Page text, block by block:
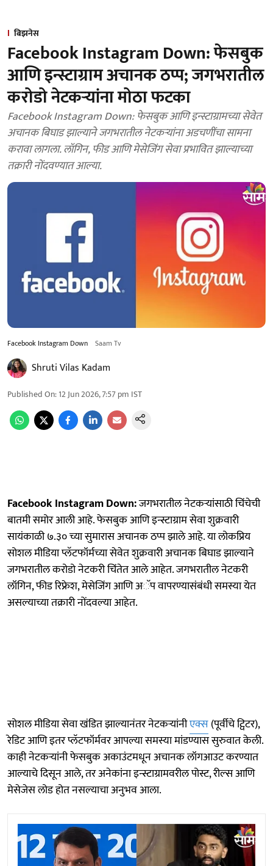
बिझनेस
Facebook Instagram Down: फेसबुक
आणि इन्स्टाग्राम अचानक ठप्प; जगभरातील
करोडो नेटकऱ्यांना मोठा फटका
Facebook Instagram Down: फेसबुक आणि इन्स्टाग्रामच्या सेवेत
अचानक बिघाड झाल्याने जगभरातील नेटकऱ्यांना अडचणींचा सामना
करावा लागला. लॉगिन, फीड आणि मेसेजिंग सेवा प्रभावित झाल्याच्या
तक्रारी नोंदवण्यात आल्या.
Facebook Instagram Down Saam Tv
Shruti Vilas Kadam
Published On:12 Jun 2026, 7:57 pm IST
Facebook Instagram Down:जगभरातील नेटकऱ्यांसाठी चिंचेची
बातमी समोर आली आहे. फेसबुक आणि इन्स्टाग्राम सेवा शुक्रवारी
सायंकाळी ७.३० च्या सुमारास अचानक ठप्प झाले आहे. या लोकप्रिय
सोशल मीडिया प्लॅटफॉर्मच्या सेवेत शुक्रवारी अचानक बिघाड झाल्याने
जगभरातील करोडो नेटकरी चिंतेत आले आहेत. जगभरातील नेटकरी
लॉगिन, फीड रिफ्रेश, मेसेजिंग आणि अॅप वापरण्यासंबंधी समस्या येत
असल्याच्या तक्रारी नोंदवल्या आहेत.
सोशल मीडिया सेवा खंडित झाल्यानंतर नेटकऱ्यांनीएक्स(पूर्वीचे ट्विटर),
रेडिट आणि इतर प्लॅटफॉर्मवर आपल्या समस्या मांडण्यास सुरुवात केली.
काही नेटकऱ्यांनी फेसबुक अकाउंटमधून अचानक लॉगआउट करण्यात
आल्याचे दिसून आले, तर अनेकांना इन्स्टाग्रामवरील पोस्ट, रील्स आणि
मेसेजेस लोड होत नसल्याचा अनुभव आला.